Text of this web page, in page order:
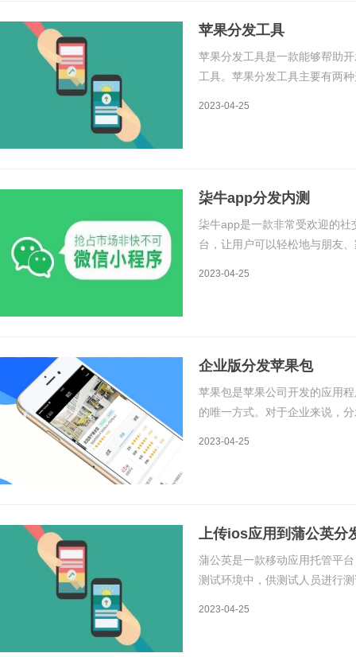
苹果分发工具
苹果分发工具是一款能够帮助
工具。苹果分发工具主要有两
2023-04-25
柒牛app分发内测
柒牛app是一款非常受欢迎的
台，让用户可以轻松地与朋友
2023-04-25
企业版分发苹果包
苹果包是苹果公司开发的应用
的唯一方式。对于企业来说，
2023-04-25
上传ios应用到蒲公英分
蒲公英是一款移动应用托管平
测试环境中，供测试人员进行
2023-04-25